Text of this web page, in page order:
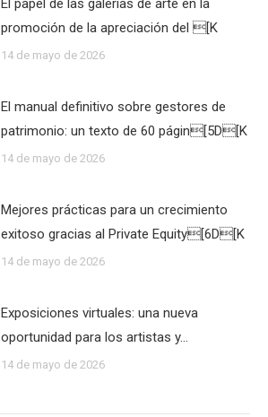
El papel de las galerías de arte en la
promoción de la apreciación del [K
14 de mayo de 2026
El manual definitivo sobre gestores de
patrimonio: un texto de 60 págin[5D[K
14 de mayo de 2026
Mejores prácticas para un crecimiento
exitoso gracias al Private Equity[6D[K
14 de mayo de 2026
Exposiciones virtuales: una nueva
oportunidad para los artistas y…
14 de mayo de 2026